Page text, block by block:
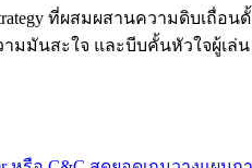
Strategy ที่ผสมผสานความดิบเถื่อ
มมันสะใจ และบีบคั้นหัวใจผู้เล่น